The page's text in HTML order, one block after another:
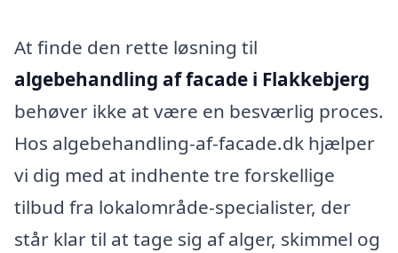
At finde den rette løsning til
algebehandling af facade i Flakkebjerg
behøver ikke at være en besværlig proces.
Hos algebehandling-af-facade.dk hjælper
vi dig med at indhente tre forskellige
tilbud fra lokalområde-specialister, der
står klar til at tage sig af alger, skimmel og